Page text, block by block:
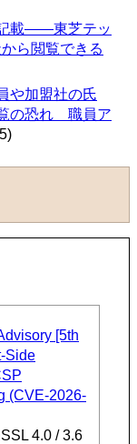
載――東芝テッ
ら閲覧できる
や加盟社の氏
の恐れ 職員ア
[5th
Side
(CVE-2026-
4.0 / 3.6